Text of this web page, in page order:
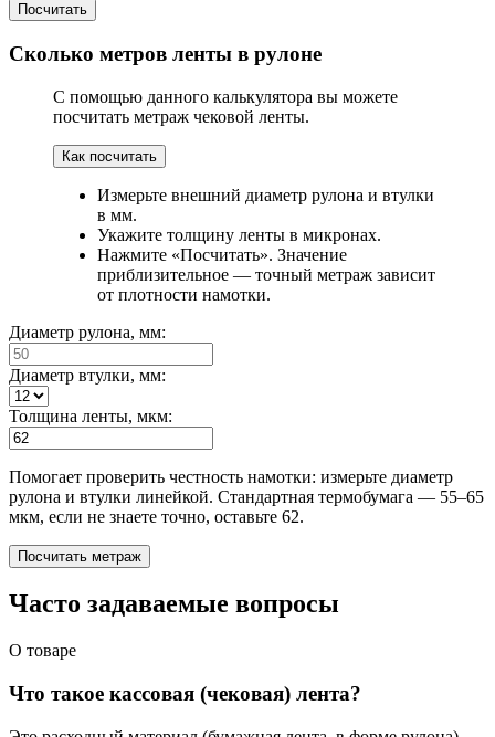
Посчитать
Сколько метров ленты в рулоне
С помощью данного калькулятора вы можете
посчитать метраж чековой ленты.
Как посчитать
Измерьте внешний диаметр рулона и втулки
в мм.
Укажите толщину ленты в микронах.
Нажмите «Посчитать». Значение
приблизительное — точный метраж зависит
от плотности намотки.
Диаметр рулона, мм:
Диаметр втулки, мм:
Толщина ленты, мкм:
Помогает проверить честность намотки: измерьте диаметр
рулона и втулки линейкой. Стандартная термобумага — 55–65
мкм, если не знаете точно, оставьте 62.
Посчитать метраж
Часто задаваемые вопросы
О товаре
Что такое кассовая (чековая) лента?